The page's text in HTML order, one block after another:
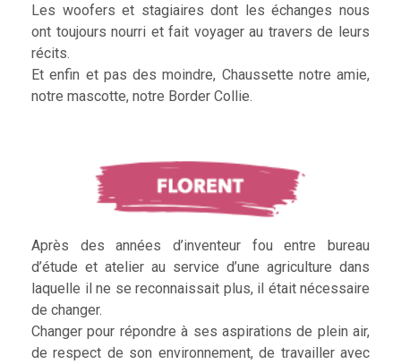
Les woofers et stagiaires dont les échanges nous
ont toujours nourri et fait voyager au travers de leurs
récits.
Et enfin et pas des moindre, Chaussette notre amie,
notre mascotte, notre Border Collie.
Après des années d’inventeur fou entre bureau
d’étude et atelier au service d’une agriculture dans
laquelle il ne se reconnaissait plus, il était nécessaire
de changer.
Changer pour répondre à ses aspirations de plein air,
de respect de son environnement, de travailler avec